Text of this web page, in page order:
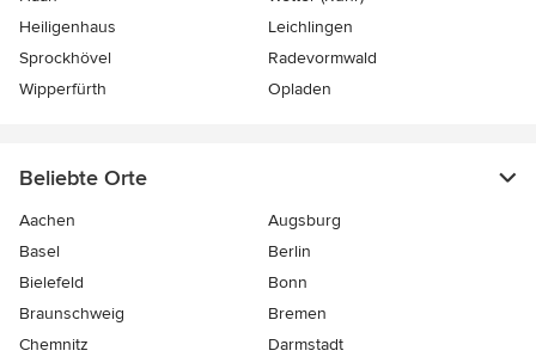
Heiligenhaus
Leichlingen
Sprockhövel
Radevormwald
Wipperfürth
Opladen
Beliebte Orte
Aachen
Augsburg
Basel
Berlin
Bielefeld
Bonn
Braunschweig
Bremen
Chemnitz
Darmstadt